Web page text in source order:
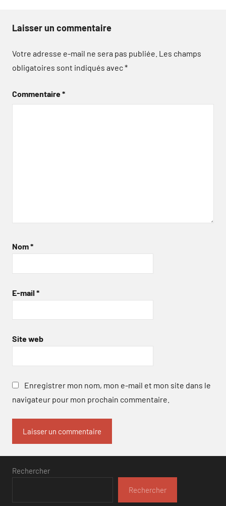
Laisser un commentaire
Votre adresse e-mail ne sera pas publiée. Les champs
obligatoires sont indiqués avec*
Commentaire*
Nom*
E-mail *
Site web
Enregistrer mon nom, mon e-mail et mon site dans le
navigateur pour mon prochain commentaire.
Rechercher
Rechercher